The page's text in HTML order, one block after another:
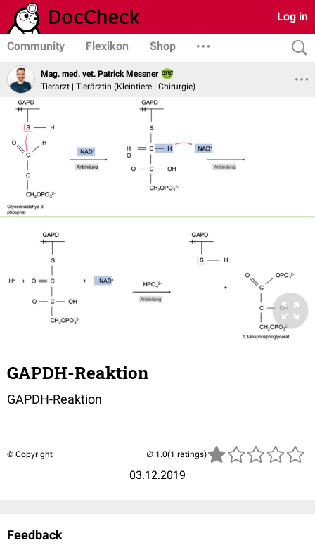
Log in
Community Flexikon Shop
Mag. med. vet. Patrick Messner
Tierarzt | Tierärztin (Kleintiere - Chirurgie)
GAPDH-Reaktion
GAPDH-Reaktion
© Copyright
03.12.2019
(1 ratings)
Feedback